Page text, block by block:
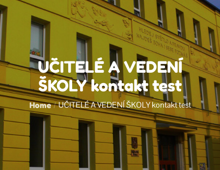
UČITELÉ A VEDENÍ
ŠKOLY kontakt test
Home UČITELÉ A VEDENÍ ŠKOLY kontakt test